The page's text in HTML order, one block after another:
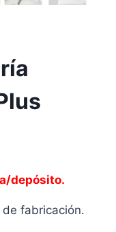
depósito.
fabricación.